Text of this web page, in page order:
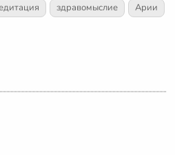
здравомыслие
Арии